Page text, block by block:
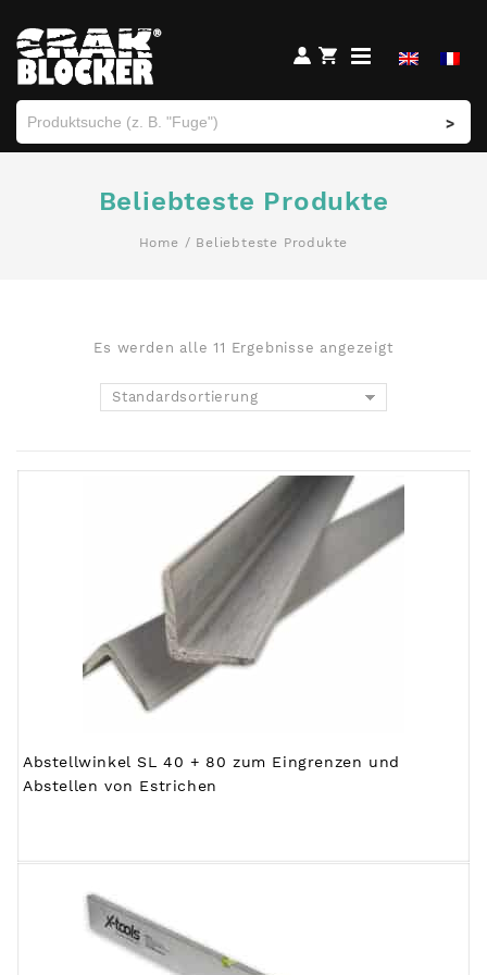
>
Beliebteste Produkte
Home / Beliebteste Produkte
Es werden alle 11 Ergebnisse angezeigt
Standardsortierung
Abstellwinkel SL 40 + 80 zum Eingrenzen und
Abstellen von Estrichen